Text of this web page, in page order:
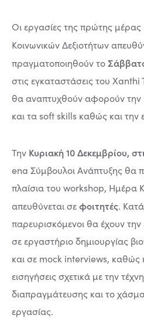
Οι εργασίες της πρώτης
Κοινωνικών Δεξιοτήτων
πραγματοποιηθούν το
στις εγκαταστάσεις του
θα αναπτυχθούν αφορούν την
και τα soft skills καθώς και την
Την Κυριακή 10 Δεκεμβρίου,
ena Σύμβουλοι Ανάπτυξης θα
πλαίσια του workshop, Ημέρα
απευθύνεται σεφοιτητές.
παρευρισκόμενοι θα έχουν
σε εργαστήριο δημιουργίας
και σε mock interviews, καθώς
εισηγήσεις σχετικά με την
διαπραγμάτευσης και το
εργασίας.